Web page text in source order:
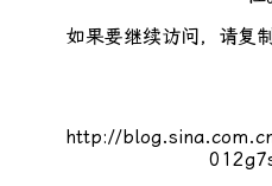
如果要继续访问，请复
http://